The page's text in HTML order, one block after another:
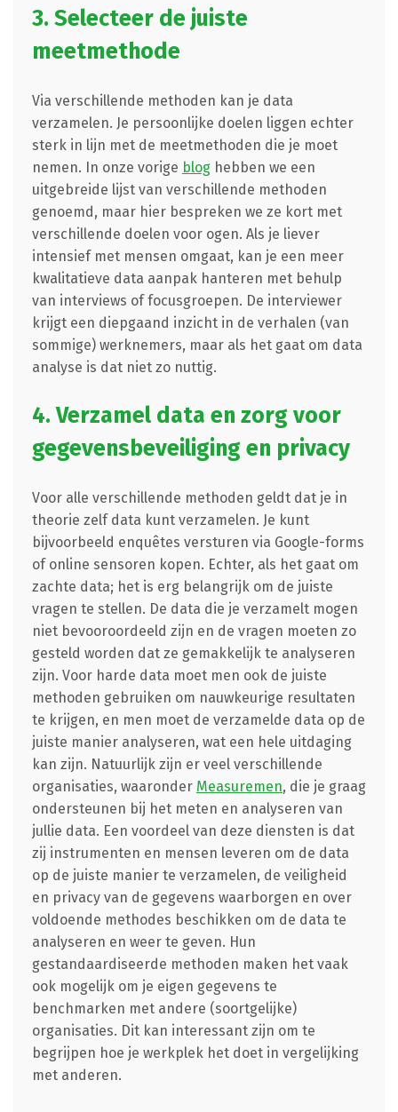
3. Selecteer de juiste
meetmethode
Via verschillende methoden kan je data
verzamelen. Je persoonlijke doelen liggen echter
sterk in lijn met de meetmethoden die je moet
nemen. In onze vorige bloghebben we een
uitgebreide lijst van verschillende methoden
genoemd, maar hier bespreken we ze kort met
verschillende doelen voor ogen. Als je liever
intensief met mensen omgaat, kan je een meer
kwalitatieve data aanpak hanteren met behulp
van interviews of focusgroepen. De interviewer
krijgt een diepgaand inzicht in de verhalen (van
sommige) werknemers, maar als het gaat om data
analyse is dat niet zo nuttig.
4. Verzamel data en zorg voor
gegevensbeveiliging en privacy
Voor alle verschillende methoden geldt dat je in
theorie zelf data kunt verzamelen. Je kunt
bijvoorbeeld enquêtes versturen via Google-forms
of online sensoren kopen. Echter, als het gaat om
zachte data; het is erg belangrijk om de juiste
vragen te stellen. De data die je verzamelt mogen
niet bevooroordeeld zijn en de vragen moeten zo
gesteld worden dat ze gemakkelijk te analyseren
zijn. Voor harde data moet men ook de juiste
methoden gebruiken om nauwkeurige resultaten
te krijgen, en men moet de verzamelde data op de
juiste manier analyseren, wat een hele uitdaging
kan zijn. Natuurlijk zijn er veel verschillende
organisaties, waaronder Measuremen, die je graag
ondersteunen bij het meten en analyseren van
jullie data. Een voordeel van deze diensten is dat
zij instrumenten en mensen leveren om de data
op de juiste manier te verzamelen, de veiligheid
en privacy van de gegevens waarborgen en over
voldoende methodes beschikken om de data te
analyseren en weer te geven. Hun
gestandaardiseerde methoden maken het vaak
ook mogelijk om je eigen gegevens te
benchmarken met andere (soortgelijke)
organisaties. Dit kan interessant zijn om te
begrijpen hoe je werkplek het doet in vergelijking
met anderen.